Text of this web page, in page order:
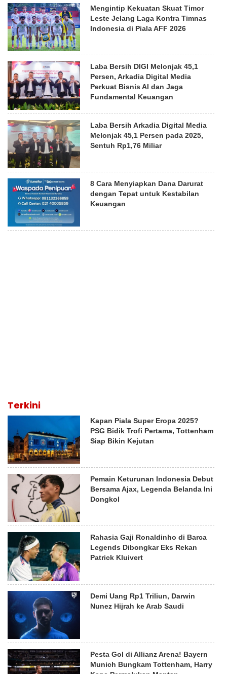
Mengintip Kekuatan Skuat Timor
Leste Jelang Laga Kontra Timnas
Indonesia di Piala AFF 2026
Laba Bersih DIGI Melonjak 45,1
Persen, Arkadia Digital Media
Perkuat Bisnis AI dan Jaga
Fundamental Keuangan
Laba Bersih Arkadia Digital Media
Melonjak 45,1 Persen pada 2025,
Sentuh Rp1,76 Miliar
8 Cara Menyiapkan Dana Darurat
dengan Tepat untuk Kestabilan
Keuangan
Terkini
Kapan Piala Super Eropa 2025?
PSG Bidik Trofi Pertama, Tottenham
Siap Bikin Kejutan
Pemain Keturunan Indonesia Debut
Bersama Ajax, Legenda Belanda Ini
Dongkol
Rahasia Gaji Ronaldinho di Barca
Legends Dibongkar Eks Rekan
Patrick Kluivert
Demi Uang Rp1 Triliun, Darwin
Nunez Hijrah ke Arab Saudi
Pesta Gol di Allianz Arena! Bayern
Munich Bungkam Tottenham, Harry